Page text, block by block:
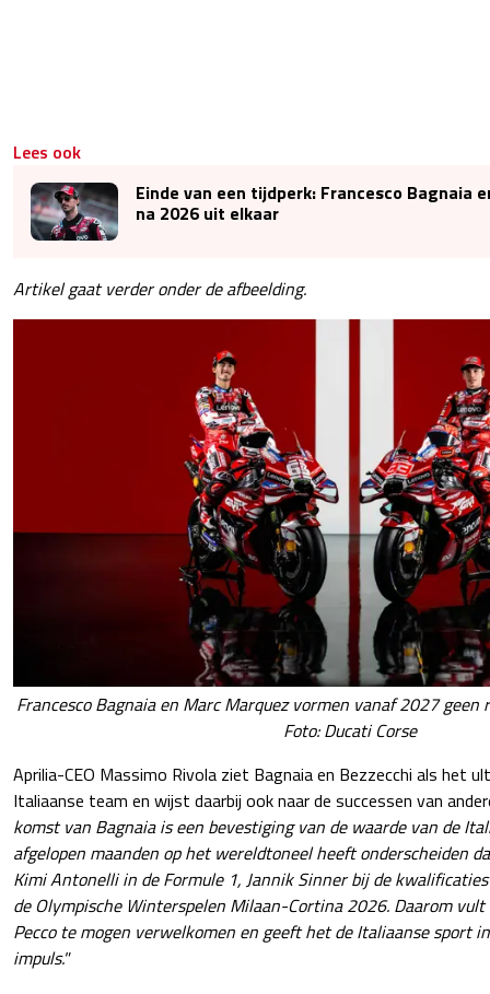
Lees ook
Einde van een tijdperk: Francesco Bagnaia
na 2026 uit elkaar
Artikel gaat verder onder de afbeelding.
Francesco Bagnaia en Marc Marquez vormen vanaf 2027
Foto: Ducati Corse
Aprilia-CEO Massimo Rivola ziet Bagnaia en Bezzecchi als het
Italiaanse team en wijst daarbij ook naar de successen van
komst van Bagnaia is een bevestiging van de waarde van de
afgelopen maanden op het wereldtoneel heeft onderscheiden
Kimi Antonelli in de Formule 1, Jannik Sinner bij de
de Olympische Winterspelen Milaan-Cortina 2026. Daarom
Pecco te mogen verwelkomen en geeft het de Italiaanse sport
impuls."